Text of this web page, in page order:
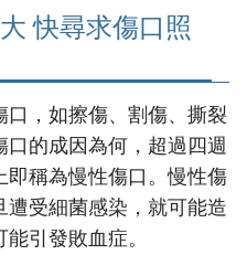
快尋求傷口照
，如擦傷、割傷、撕裂
的成因為何，超過四週
稱為慢性傷口。慢性傷
受細菌感染，就可能造
引發敗血症。